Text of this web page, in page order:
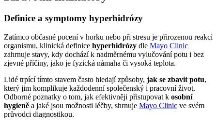
Definice a symptomy hyperhidrózy
Zatímco občasné pocení v horku nebo při stresu je přirozenou reakcí
organismu, klinická definice hyperhidrózy dle Mayo Clinic
zahrnuje stavy, kdy dochází k nadměrnému vylučování potu i bez
zjevné příčiny, jako je fyzická námaha či vysoká teplota.
Lidé trpící tímto stavem často hledají způsoby, jak se zbavit potu,
který jim komplikuje každodenní společenský i pracovní život.
Odborné poznatky o tom, jak efektivněji přistupovat k osobní
hygieně a jaké jsou možnosti léčby, shrnuje Mayo Clinic ve svém
průvodci diagnostikou.